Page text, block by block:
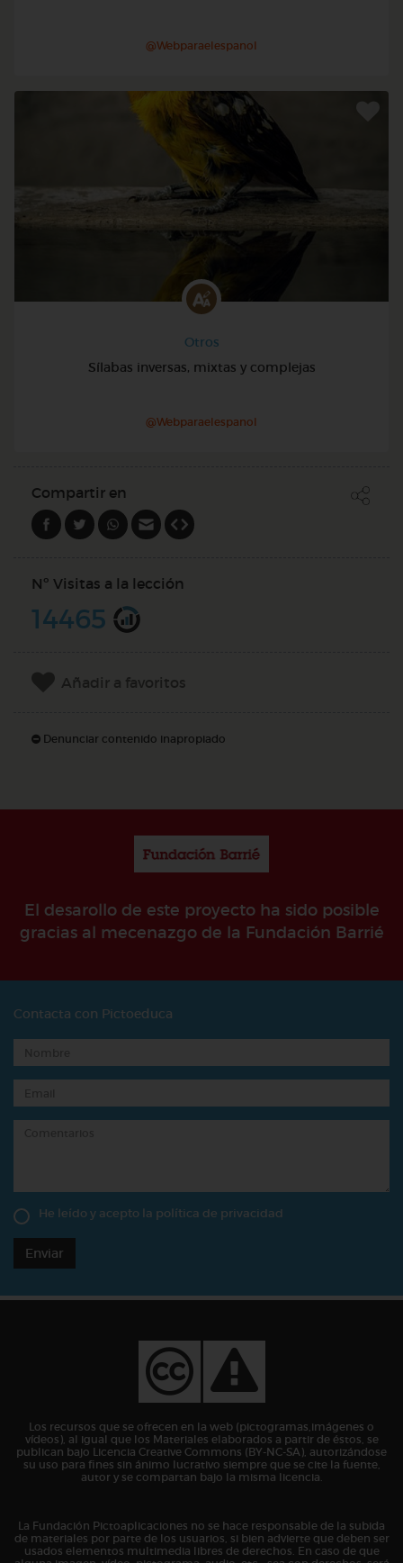
@Webparaelespanol
Otros
Sílabas inversas, mixtas y complejas
@Webparaelespanol
Compartir en
Nº Visitas a la lección
14465
Añadir a favoritos
Denunciar contenido inapropiado
El desarollo de este proyecto ha sido posible
gracias al mecenazgo de la Fundación Barrié
Contacta con Pictoeduca
He leído y acepto la política de privacidad
Enviar
Los recursos que se ofrecen en la web (pictogramas,imágenes o
vídeos), al igual que los Materiales elaborados a partir de éstos, se
publican bajo Licencia Creative Commons (BY-NC-SA), autorizándose
su uso para fines sin ánimo lucrativo siempre que se cite la fuente,
autor y se compartan bajo la misma licencia.
La Fundación Pictoaplicaciones no se hace responsable de la subida
de materiales por parte de los usuarios, si bien advierte que deben ser
usados elementos multimedia libres de derechos. En caso de que